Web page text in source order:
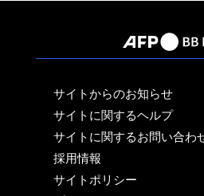
サイトからのお知らせ
サイトに関するヘルプ
サイトに関するお問い合わ
採用情報
サイトポリシー